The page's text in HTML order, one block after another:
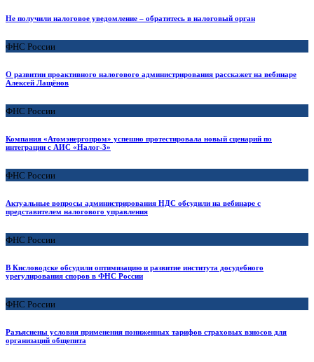
Не получили налоговое уведомление – обратитесь в налоговый орган
ФНС России
О развитии проактивного налогового администрирования расскажет на вебинаре
Алексей Лащёнов
ФНС России
Компания «Атомэнергопром» успешно протестировала новый сценарий по
интеграции с АИС «Налог-3»
ФНС России
Актуальные вопросы администрирования НДС обсудили на вебинаре с
представителем налогового управления
ФНС России
В Кисловодске обсудили оптимизацию и развитие института досудебного
урегулирования споров в ФНС России
ФНС России
Разъяснены условия применения пониженных тарифов страховых взносов для
организаций общепита